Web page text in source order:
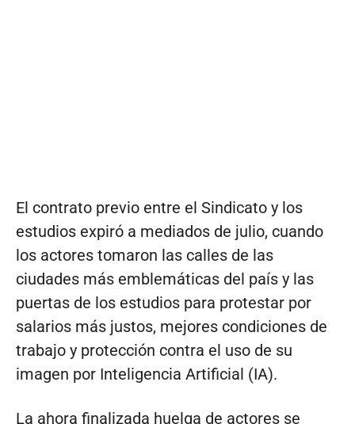
El contrato previo entre el Sindicato y los
estudios expiró a mediados de julio, cuando
los actores tomaron las calles de las
ciudades más emblemáticas del país y las
puertas de los estudios para protestar por
salarios más justos, mejores condiciones de
trabajo y protección contra el uso de su
imagen por Inteligencia Artificial (IA).
La ahora finalizada huelga de actores se